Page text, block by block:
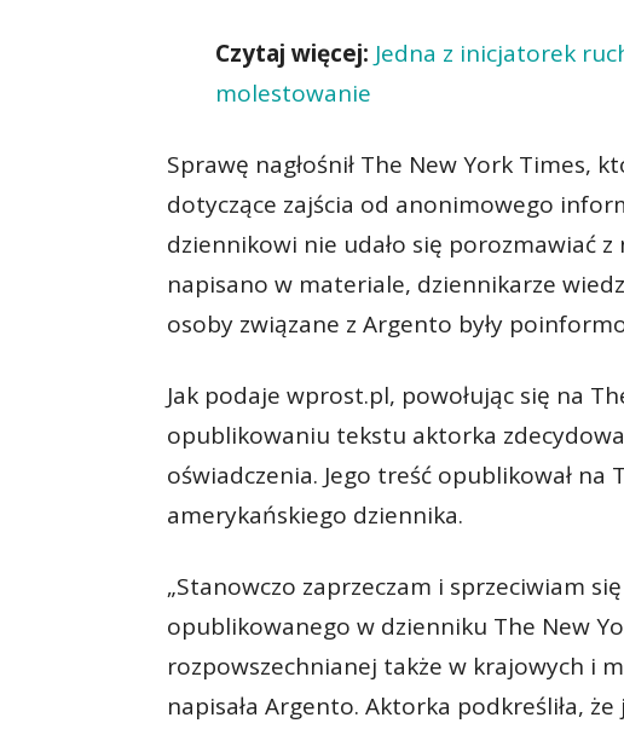
Czytaj więcej: Jedna z inicjatorek
molestowanie
Sprawę nagłośnił The New York Times,
dotyczące zajścia od anonimowego
dziennikowi nie udało się porozmawiać
napisano w materiale, dziennikarze
osoby związane z Argento były
Jak podaje wprost.pl, powołując się na
opublikowaniu tekstu aktorka
oświadczenia. Jego treść opublikował
amerykańskiego dziennika.
„Stanowczo zaprzeczam i sprzeciwiam
opublikowanego w dzienniku The New
rozpowszechnianej także w krajowych i
napisała Argento. Aktorka podkreśliła,